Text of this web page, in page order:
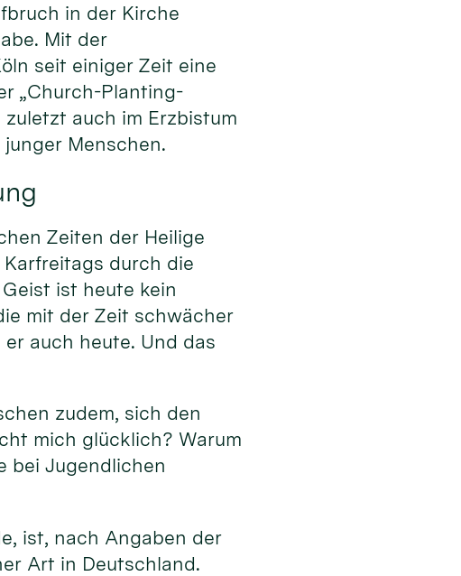
in der Kirche
Mit der
seit einiger Zeit eine
„Church-Planting-
auch im Erzbistum
Menschen.
Zeiten der Heilige
durch die
ist heute kein
mit der Zeit schwächer
auch heute. Und das
zudem, sich den
mich glücklich? Warum
bei Jugendlichen
ist, nach Angaben der
Art in Deutschland.